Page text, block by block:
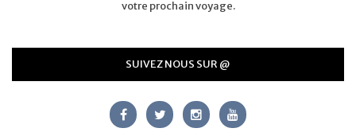
votre prochain voyage.
SUIVEZ NOUS SUR @